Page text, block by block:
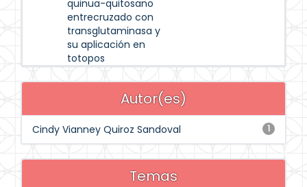
quinua-quitosano
entrecruzado con
transglutaminasa y
su aplicación en
totopos
Autor(es)
1
Cindy Vianney Quiroz Sandoval
Temas